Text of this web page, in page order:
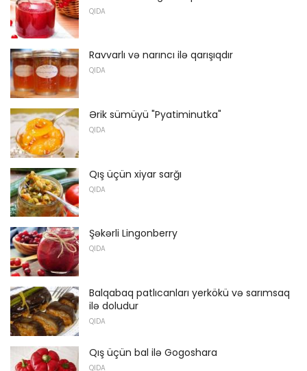
QIDA
Ravvarlı və narıncı ilə qarışıqdır
QIDA
Ərik sümüyü "Pyatiminutka"
QIDA
Qış üçün xiyar sarğı
QIDA
Şəkərli Lingonberry
QIDA
Balqabaq patlıcanları yerkökü və sarımsaq
ilə doludur
QIDA
Qış üçün bal ilə Gogoshara
QIDA